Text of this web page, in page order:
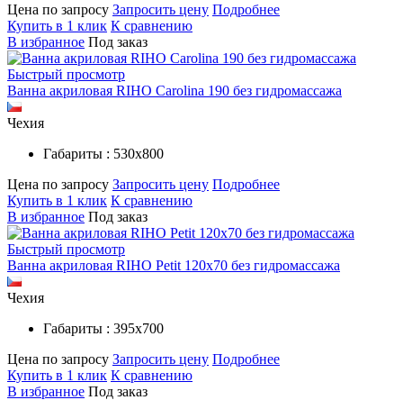
Цена по запросу Запросить цену Подробнее
Купить в 1 клик К сравнению
В избранное Под заказ
Быстрый просмотр
Ванна акриловая RIHO Carolina 190 без гидромассажа
Чехия
Габариты : 530х800
Цена по запросу Запросить цену Подробнее
Купить в 1 клик К сравнению
В избранное Под заказ
Быстрый просмотр
Ванна акриловая RIHO Petit 120x70 без гидромассажа
Чехия
Габариты : 395х700
Цена по запросу Запросить цену Подробнее
Купить в 1 клик К сравнению
В избранное Под заказ